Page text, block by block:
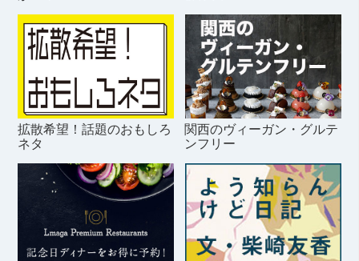
拡散希望！話題のおもしろ
ネタ
関西のヴィーガン・グルテ
ンフリー